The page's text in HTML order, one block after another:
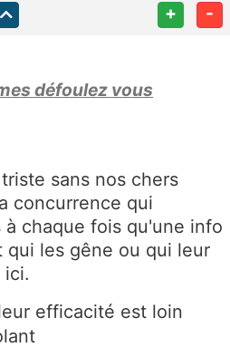
+ -
défoulez vous
sans nos chers
concurrence qui
chaque fois qu'une info
qui les gêne ou qui leur
ici.
efficacité est loin